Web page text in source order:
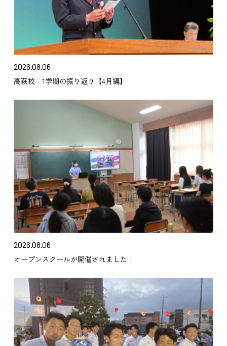
2026.08.06
高萩校 1学期の振り返り【4月編】
2026.08.06
オープンスクールが開催されました！